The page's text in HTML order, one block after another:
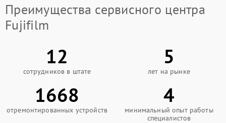
Преимущества сервисного центра
Fujifilm
12
сотрудников в штате
5
лет на рынке
1668
отремонтированных устройств
4
минимальный опыт работы
специалистов